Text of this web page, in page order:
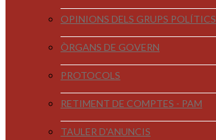
OPINIONS DELS GRUPS POLÍTICS
ÒRGANS DE GOVERN
PROTOCOLS
RETIMENT DE COMPTES - PAM
TAULER D'ANUNCIS